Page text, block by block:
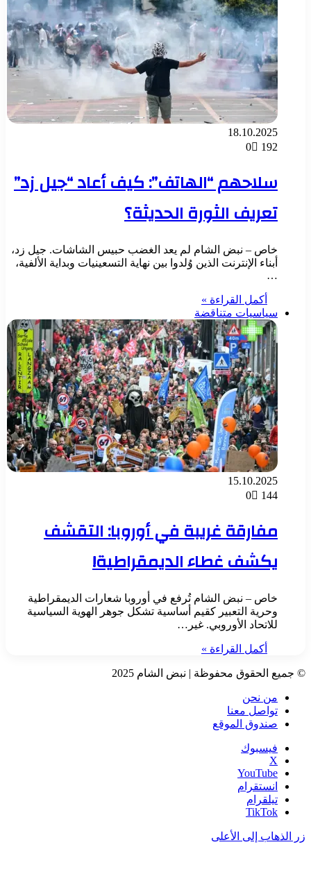
18.10.2025
0
192
سلاحهم “الهاتف”: كيف أعاد “جيل زد”
تعريف الثورة الحديثة؟
خاص – نبض الشام لم يعد الغضب حبيس الشاشات. جيل زد،
أبناء الإنترنت الذين وُلدوا بين نهاية التسعينيات وبداية الألفية،
…
أكمل القراءة »
سياسيات متناقضة
15.10.2025
0
144
مفارقة غريبة في أوروبا: التقشف
يكشف غطاء الديمقراطية!
خاص – نبض الشام تُرفع في أوروبا شعارات الديمقراطية
وحرية التعبير كقيم أساسية تشكل جوهر الهوية السياسية
للاتحاد الأوروبي. غير…
أكمل القراءة »
© جميع الحقوق محفوظة | نبض الشام 2025
من نحن
تواصل معنا
صندوق الموقع
فيسبوك
‫X
‫YouTube
انستقرام
تيلقرام
‫TikTok
زر الذهاب إلى الأعلى